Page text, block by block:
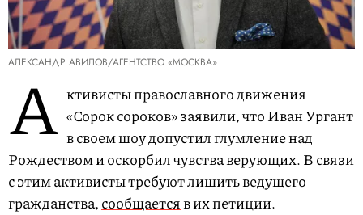
АЛЕКСАНДР АВИЛОВ/АГЕНТСТВО «МОСКВА»
А ктивисты православного движения
«Сорок сороков» заявили, что Иван Ургант
в своем шоу допустил глумление над
Рождеством и оскорбил чувства верующих. В связи
с этим активисты требуют лишить ведущего
гражданства,сообщаетсяв их петиции.